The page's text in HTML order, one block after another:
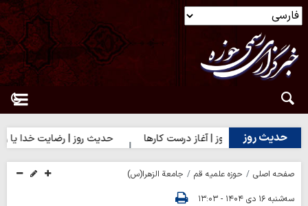
حدیث روز
حدیث روز | آغاز درست کارها حدیث روز | رضایت خدا یا
صفحه اصلی حوزه علمیه قم
جامعة الزهرا(س)
سه‌شنبه ۱۶ دی ۱۴۰۴ - ۱۳:۰۳